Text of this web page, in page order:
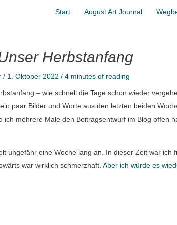
Start August Art Journal
Herbstanfang
/ 1. Oktober 2022 / 4 minutes of reading
– wie schnell die Tage schon wieder
paar Bilder und Worte aus den letzten beiden
ich mehrere Male den Beitragsentwurf im Blog offen
ungefähr eine Woche lang an. In dieser Zeit war ich
war wirklich schmerzhaft. Aber ich würde es